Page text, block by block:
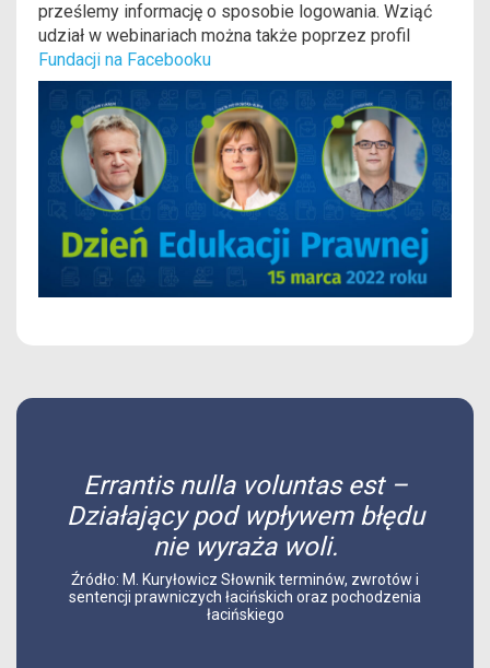
prześlemy informację o sposobie logowania. Wziąć
udział w webinariach można także poprzez profil
Fundacji na Facebooku
Errantis nulla voluntas est –
Działający pod wpływem błędu
nie wyraża woli.
Źródło: M. Kuryłowicz Słownik terminów, zwrotów i
sentencji prawniczych łacińskich oraz pochodzenia
łacińskiego